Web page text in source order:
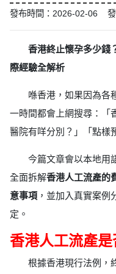
發布時間：2026-02-06 發
香港終止懷孕多少錢
際經驗全解析
喺香港，如果因為各
一時間都會上網搜尋：「
醫院有咩分別？」「點樣
今篇文章會以本地用
全面拆解香港人工流產的
意事項 ，並加入真實案
定。
香港人工流產是
根據香港現行法例，